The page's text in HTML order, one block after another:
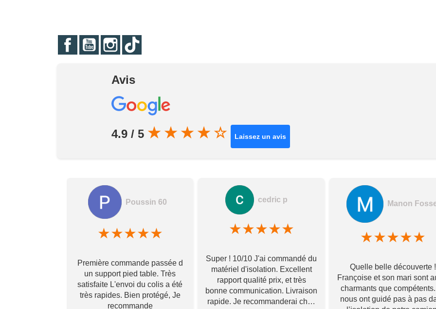
FacebookYouTubeInstagram
Avis
4.9 / 5 ★ ★ ★ ★ ☆ Laissez un avis
Poussin 60
★★★★★
Première commande passée d
un support pied table. Très
satisfaite L'envoi du colis a été
très rapides. Bien protégé, Je
recommande
cedric p
★★★★★
Super ! 10/10 J'ai commandé du
matériel d'isolation. Excellent
rapport qualité prix, et très
bonne communication. Livraison
rapide. Je recommanderai chez
Manon
★★★★★
Quelle belle découverte !
Françoise et son mari sont
charmants que
nous ont guidé pas à pas